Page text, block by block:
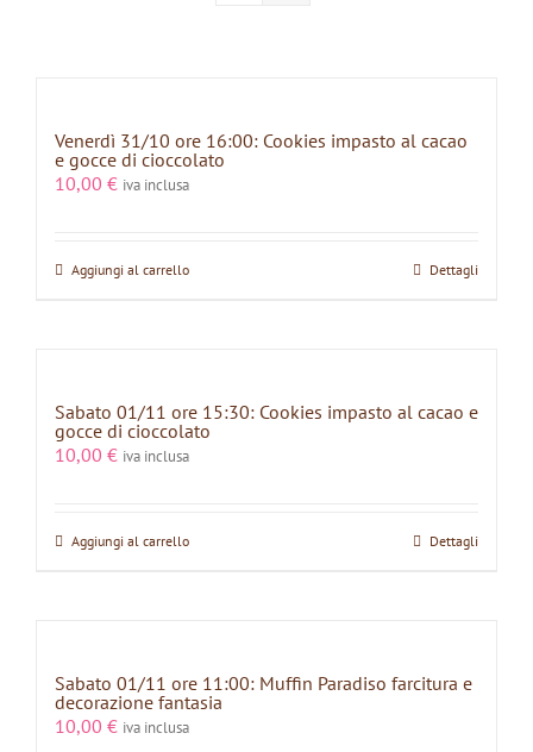
Venerdì 31/10 ore 16:00: Cookies impasto al cacao
e gocce di cioccolato
10,00 € iva inclusa
Aggiungi al carrello Dettagli
Sabato 01/11 ore 15:30: Cookies impasto al cacao e
gocce di cioccolato
10,00 € iva inclusa
Aggiungi al carrello Dettagli
Sabato 01/11 ore 11:00: Muffin Paradiso farcitura e
decorazione fantasia
10,00 € iva inclusa